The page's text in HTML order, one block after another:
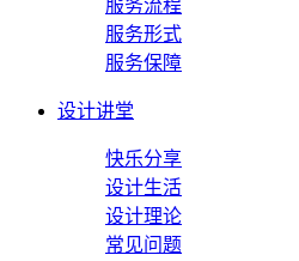
服务流程
服务形式
服务保障
设计讲堂
快乐分享
设计生活
设计理论
常见问题